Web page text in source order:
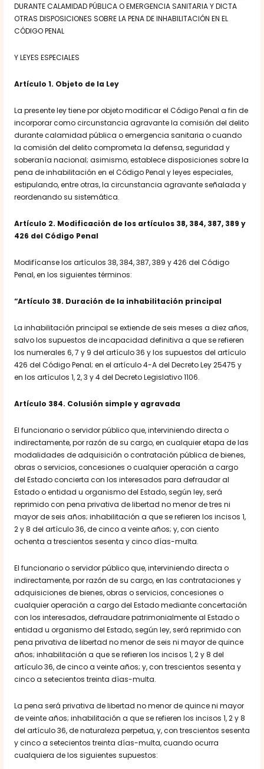
DURANTE CALAMIDAD PÚBLICA O EMERGENCIA SANITARIA Y DICTA
OTRAS DISPOSICIONES SOBRE LA PENA DE INHABILITACIÓN EN EL
CÓDIGO PENAL
Y LEYES ESPECIALES
Artículo 1. Objeto de la Ley
La presente ley tiene por objeto modificar el Código Penal a fin de
incorporar como circunstancia agravante la comisión del delito
durante calamidad pública o emergencia sanitaria o cuando
la comisión del delito comprometa la defensa, seguridad y
soberanía nacional; asimismo, establece disposiciones sobre la
pena de inhabilitación en el Código Penal y leyes especiales,
estipulando, entre otras, la circunstancia agravante señalada y
reordenando su sistemática.
Artículo 2. Modificación de los artículos 38, 384, 387, 389 y
426 del Código Penal
Modifícanse los artículos 38, 384, 387, 389 y 426 del Código
Penal, en los siguientes términos:
“Artículo 38. Duración de la inhabilitación principal
La inhabilitación principal se extiende de seis meses a diez años,
salvo los supuestos de incapacidad definitiva a que se refieren
los numerales 6, 7 y 9 del artículo 36 y los supuestos del artículo
426 del Código Penal; en el artículo 4-A del Decreto Ley 25475 y
en los artículos 1, 2, 3 y 4 del Decreto Legislativo 1106.
Artículo 384. Colusión simple y agravada
El funcionario o servidor público que, interviniendo directa o
indirectamente, por razón de su cargo, en cualquier etapa de las
modalidades de adquisición o contratación pública de bienes,
obras o servicios, concesiones o cualquier operación a cargo
del Estado concierta con los interesados para defraudar al
Estado o entidad u organismo del Estado, según ley, será
reprimido con pena privativa de libertad no menor de tres ni
mayor de seis años; inhabilitación a que se refieren los incisos 1,
2 y 8 del artículo 36, de cinco a veinte años; y, con ciento
ochenta a trescientos sesenta y cinco días-multa.
El funcionario o servidor público que, interviniendo directa o
indirectamente, por razón de su cargo, en las contrataciones y
adquisiciones de bienes, obras o servicios, concesiones o
cualquier operación a cargo del Estado mediante concertación
con los interesados, defraudare patrimonialmente al Estado o
entidad u organismo del Estado, según ley, será reprimido con
pena privativa de libertad no menor de seis ni mayor de quince
años; inhabilitación a que se refieren los incisos 1, 2 y 8 del
artículo 36, de cinco a veinte años; y, con trescientos sesenta y
cinco a setecientos treinta días-multa.
La pena será privativa de libertad no menor de quince ni mayor
de veinte años; inhabilitación a que se refieren los incisos 1, 2 y 8
del artículo 36, de naturaleza perpetua, y, con trescientos sesenta
y cinco a setecientos treinta días-multa, cuando ocurra
cualquiera de los siguientes supuestos: